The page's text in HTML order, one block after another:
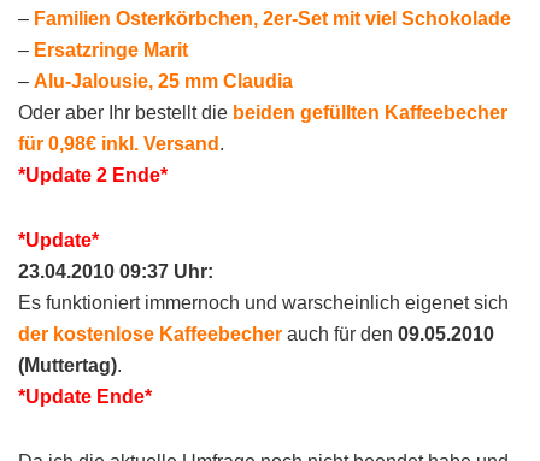
– Familien Osterkörbchen, 2er-Set mit viel Schokolade
– Ersatzringe Marit
– Alu-Jalousie, 25 mm Claudia
Oder aber Ihr bestellt die beiden gefüllten Kaffeebecher
für 0,98€ inkl. Versand .
*Update 2 Ende*
*Update*
23.04.2010 09:37 Uhr:
Es funktioniert immernoch und warscheinlich eigenet sich
der kostenlose Kaffeebecher auch für den 09.05.2010
(Muttertag).
*Update Ende*